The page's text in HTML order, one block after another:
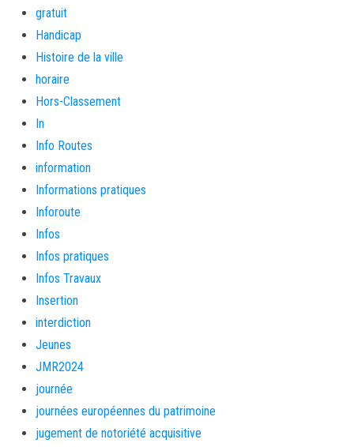
gratuit
Handicap
Histoire de la ville
horaire
Hors-Classement
In
Info Routes
information
Informations pratiques
Inforoute
Infos
Infos pratiques
Infos Travaux
Insertion
interdiction
Jeunes
JMR2024
journée
journées européennes du patrimoine
jugement de notoriété acquisitive